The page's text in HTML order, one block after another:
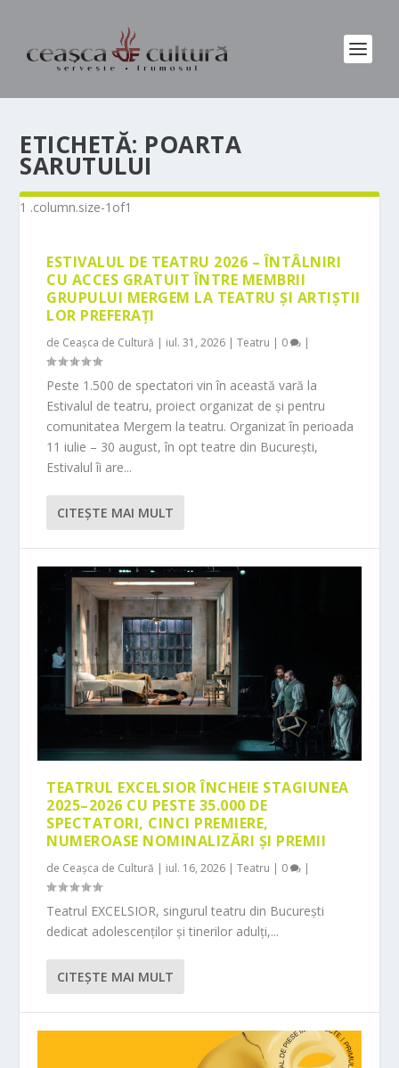
ETICHETĂ: POARTA
SARUTULUI
ESTIVALUL DE TEATRU 2026 – ÎNTÂLNIRI
CU ACCES GRATUIT ÎNTRE MEMBRII
GRUPULUI MERGEM LA TEATRU ȘI ARTIȘTII
LOR PREFERAȚI
de Ceașca de Cultură | iul. 31, 2026 |Teatru | 0 |
Peste 1.500 de spectatori vin în această vară la
Estivalul de teatru, proiect organizat de și pentru
comunitatea Mergem la teatru. Organizat în perioada
11 iulie – 30 august, în opt teatre din București,
Estivalul îi are...
CITEŞTE MAI MULT
TEATRUL EXCELSIOR ÎNCHEIE STAGIUNEA
2025–2026 CU PESTE 35.000 DE
SPECTATORI, CINCI PREMIERE,
NUMEROASE NOMINALIZĂRI ȘI PREMII
de Ceașca de Cultură | iul. 16, 2026 |Teatru | 0 |
Teatrul EXCELSIOR, singurul teatru din București
dedicat adolescenților și tinerilor adulți,...
CITEŞTE MAI MULT